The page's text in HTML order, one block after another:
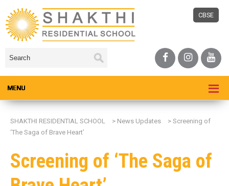
CBSE
SHAKTHI RESIDENTIAL SCHOOL > News Updates > Screening of
‘The Saga of Brave Heart’
Screening of ‘The Saga of